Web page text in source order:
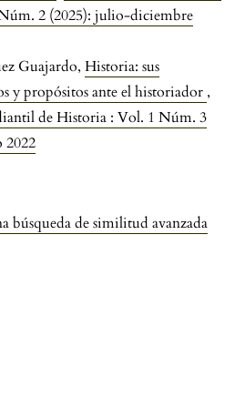
2 (2025): julio-diciembre
Guajardo, Historia: sus
y propósitos ante el historiador ,
de Historia : Vol. 1 Núm. 3
2022
búsqueda de similitud avanzada